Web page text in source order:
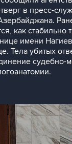
в пресс-
как стабильно
имени
Тела убитых
судебно-